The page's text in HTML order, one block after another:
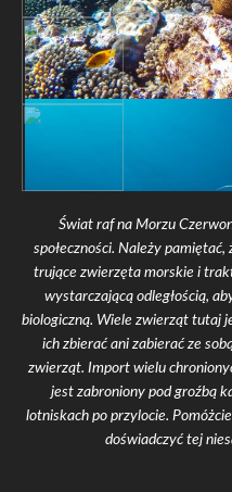
Świat raf na Morzu
społeczności. Należy
trujące zwierzęta morskie i
wystarczającą odległością,
biologiczną. Wiele zwierząt tutaj
ich zbierać ani zabierać ze
zwierząt. Import wielu
jest zabroniony pod groźbą
lotniskach po przylocie.
doświadczyć tej